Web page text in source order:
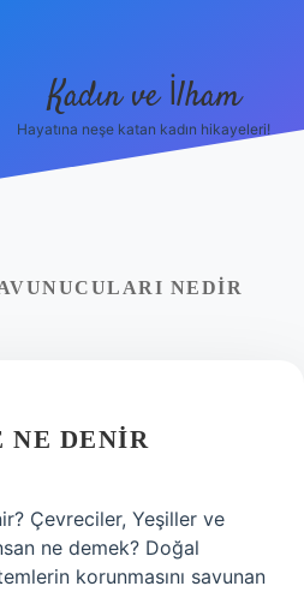
Kadın ve İlham
Hayatına neşe katan kadın hikayeleri!
NEDIR
NE DENIR
Çevreciler, Yeşiller ve
ne demek? Doğal
korunmasını savunan